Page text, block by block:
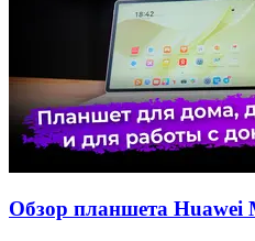
Обзор планшета Huawei